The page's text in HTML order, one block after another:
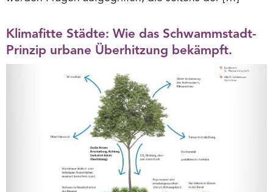
Klimafitte Städte: Wie das Schwammstadt-
Prinzip urbane Überhitzung bekämpft.